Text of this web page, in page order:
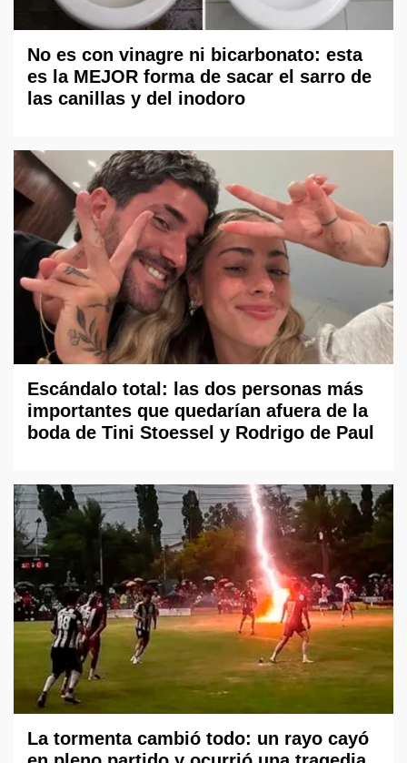
No es con vinagre ni bicarbonato: esta
es la MEJOR forma de sacar el sarro de
las canillas y del inodoro
Escándalo total: las dos personas más
importantes que quedarían afuera de la
boda de Tini Stoessel y Rodrigo de Paul
La tormenta cambió todo: un rayo cayó